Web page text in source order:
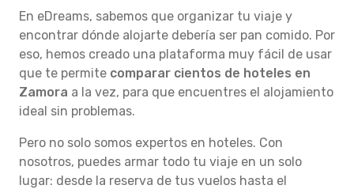
En eDreams, sabemos que organizar tu viaje y
encontrar dónde alojarte debería ser pan comido. Por
eso, hemos creado una plataforma muy fácil de usar
que te permite comparar cientos de hoteles en
Zamora a la vez, para que encuentres el alojamiento
ideal sin problemas.
Pero no solo somos expertos en hoteles. Con
nosotros, puedes armar todo tu viaje en un solo
lugar: desde la reserva de tus vuelos hasta el